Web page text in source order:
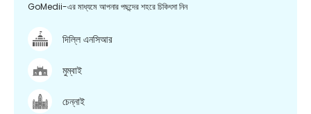
GoMedii-এর মাধ্যমে আপনার পছন্দের শহরে চিকিৎসা নিন
দিল্লি এনসিআর
মুম্বাই
চেন্নাই